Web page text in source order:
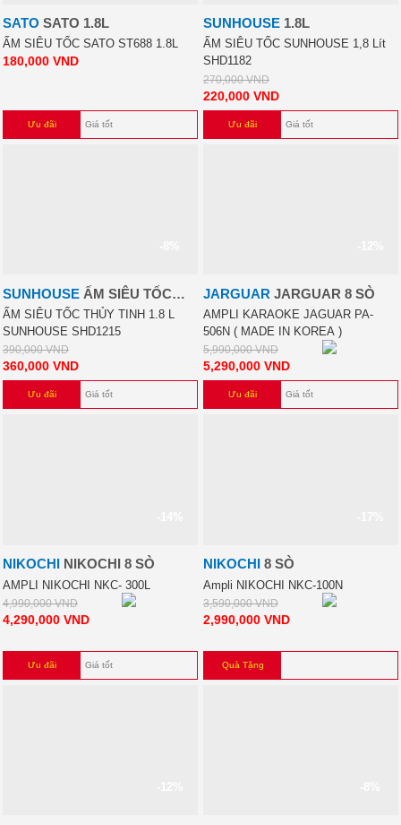
SATO SATO 1.8L
ẤM SIÊU TỐC SATO ST688 1.8L
180,000 VND
Ưu đãi Giá tốt
SUNHOUSE 1.8L
ẤM SIÊU TỐC SUNHOUSE 1,8 Lít
SHD1182
270,000VND
220,000 VND
Ưu đãi Giá tốt
SUNHOUSE ẤM SIÊU TỐC
THỦY TINH 1.8 L SUNHOUSE
SHD1215
ẤM SIÊU TỐC THỦY TINH 1.8 L
SUNHOUSE SHD1215
390,000VND
360,000 VND
Ưu đãi Giá tốt
JARGUAR JARGUAR 8 SÒ
AMPLI KARAOKE JAGUAR PA-
506N ( MADE IN KOREA )
5,990,000VND
5,290,000 VND
Ưu đãi Giá tốt
NIKOCHI NIKOCHI 8 SÒ
AMPLI NIKOCHI NKC- 300L
4,990,000VND
4,290,000 VND
Ưu đãi Giá tốt
NIKOCHI 8 SÒ
Ampli NIKOCHI NKC-100N
3,590,000VND
2,990,000 VND
Quà Tặng